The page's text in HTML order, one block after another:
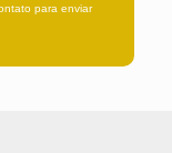
para enviar